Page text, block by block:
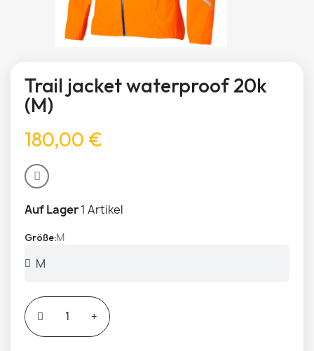
Trail jacket waterproof 20k
(M)
180,00 €
Auf Lager1 Artikel
Größe M